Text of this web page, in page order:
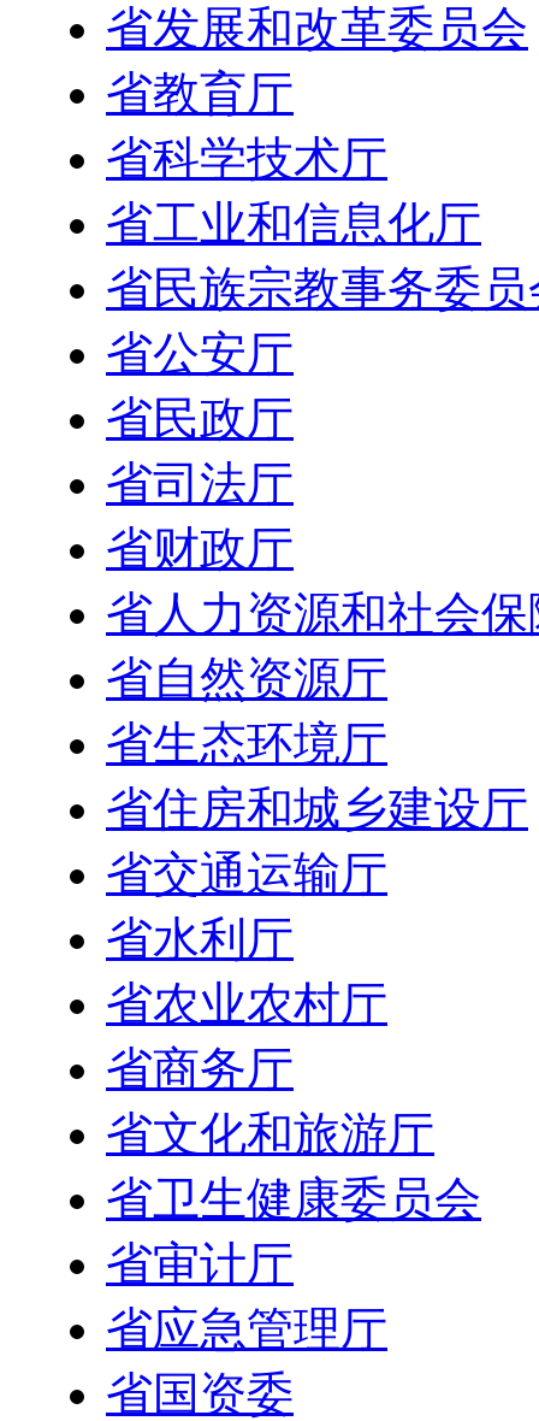
省发展和改革委员会
省教育厅
省科学技术厅
省工业和信息化厅
省民族宗教事务委员
省公安厅
省民政厅
省司法厅
省财政厅
省人力资源和社会
省自然资源厅
省生态环境厅
省住房和城乡建设厅
省交通运输厅
省水利厅
省农业农村厅
省商务厅
省文化和旅游厅
省卫生健康委员会
省审计厅
省应急管理厅
省国资委